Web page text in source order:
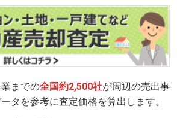
までの全国約2,500社が周辺の売出事
タを参考に査定価格を算出します。